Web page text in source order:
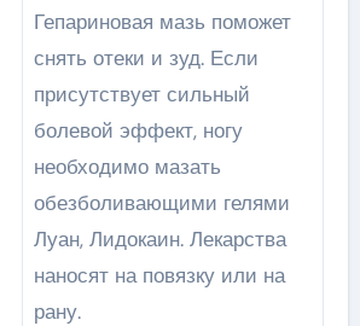
Гепариновая мазь поможет
снять отеки и зуд. Если
присутствует сильный
болевой эффект, ногу
необходимо мазать
обезболивающими гелями
Луан, Лидокаин. Лекарства
наносят на повязку или на
рану.